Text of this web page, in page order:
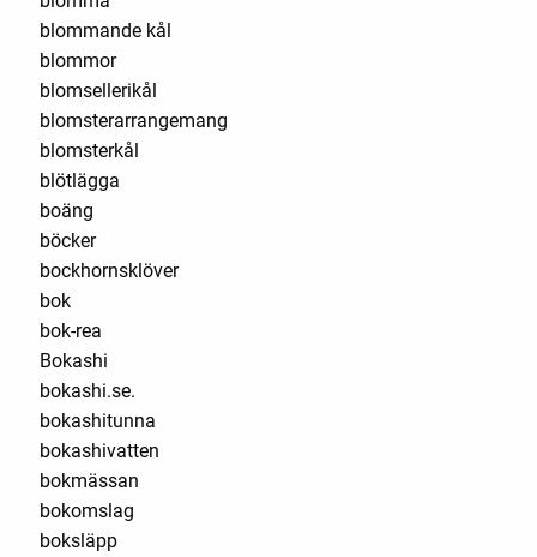
blommande kål
blommor
blomsellerikål
blomsterarrangemang
blomsterkål
blötlägga
boäng
böcker
bockhornsklöver
bok
bok-rea
Bokashi
bokashi.se.
bokashitunna
bokashivatten
bokmässan
bokomslag
boksläpp